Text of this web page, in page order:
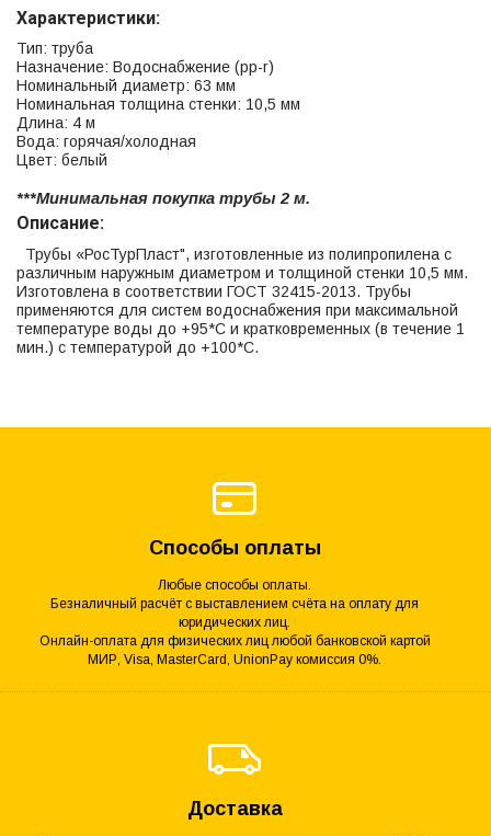
Характеристики:
Тип: труба
Назначение: Водоснабжение (рр-r)
Номинальный диаметр: 63 мм
Номинальная толщина стенки: 10,5 мм
Длина: 4 м
Вода: горячая/холодная
Цвет: белый
***Минимальная покупка трубы 2 м.
Описание:
Трубы «РосТурПласт", изготовленные из полипропилена с
различным наружным диаметром и толщиной стенки 10,5 мм.
Изготовлена в соответствии ГОСТ 32415-2013. Трубы
применяются для систем водоснабжения при максимальной
температуре воды до +95*С и кратковременных (в течение 1
мин.) с температурой до +100*С.
Способы оплаты
Любые способы оплаты.
Безналичный расчёт с выставлением счёта на оплату для
юридических лиц.
Онлайн-оплата для физических лиц любой банковской картой
МИР, Visa, MasterCard, UnionPay комиссия 0%.
Доставка